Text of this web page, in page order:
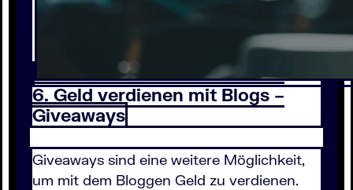
6. Geld verdienen mit Blogs –
Giveaways
Giveaways sind eine weitere Möglichkeit,
um mit dem Bloggen Geld zu verdienen.